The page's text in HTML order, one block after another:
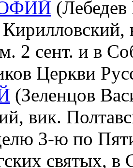
2 сент. и в
Церкви
(Зеленцов
вик.
3-ю по
святых,